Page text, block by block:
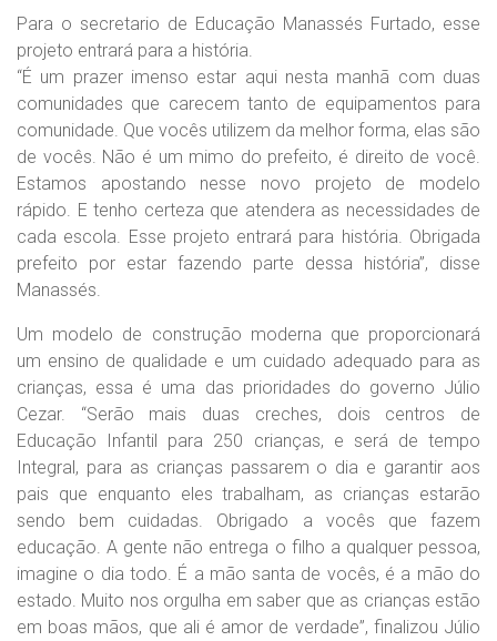
Para o secretario de Educação Manassés Furtado, esse
projeto entrará para a história.
“É um prazer imenso estar aqui nesta manhã com duas
comunidades que carecem tanto de equipamentos para
comunidade. Que vocês utilizem da melhor forma, elas são
de vocês. Não é um mimo do prefeito, é direito de você.
Estamos apostando nesse novo projeto de modelo
rápido. E tenho certeza que atendera as necessidades de
cada escola. Esse projeto entrará para história. Obrigada
prefeito por estar fazendo parte dessa história”, disse
Manassés.
Um modelo de construção moderna que proporcionará
um ensino de qualidade e um cuidado adequado para as
crianças, essa é uma das prioridades do governo Júlio
Cezar. “Serão mais duas creches, dois centros de
Educação Infantil para 250 crianças, e será de tempo
Integral, para as crianças passarem o dia e garantir aos
pais que enquanto eles trabalham, as crianças estarão
sendo bem cuidadas. Obrigado a vocês que fazem
educação. A gente não entrega o filho a qualquer pessoa,
imagine o dia todo. É a mão santa de vocês, é a mão do
estado. Muito nos orgulha em saber que as crianças estão
em boas mãos, que ali é amor de verdade”, finalizou Júlio